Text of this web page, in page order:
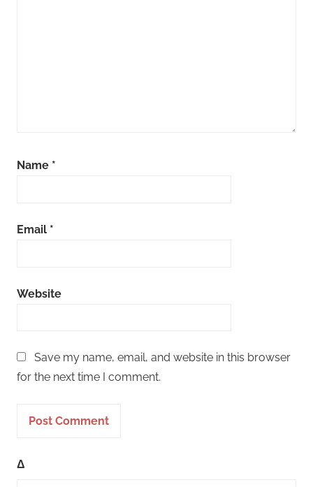
Name *
Email *
Website
Save my name, email, and website in this browser
for the next time I comment.
Δ